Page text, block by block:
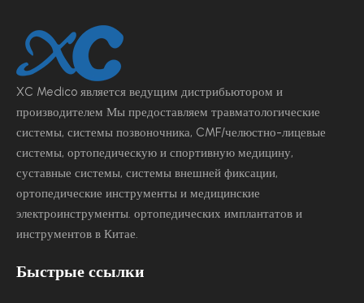
XC Medico является ведущим дистрибьютором и
производителем Мы предоставляем травматологические
системы, системы позвоночника, CMF/челюстно-лицевые
системы, ортопедическую и спортивную медицину,
суставные системы, системы внешней фиксации,
ортопедические инструменты и медицинские
электроинструменты. ортопедических имплантатов и
инструментов в Китае.
Быстрые ссылки